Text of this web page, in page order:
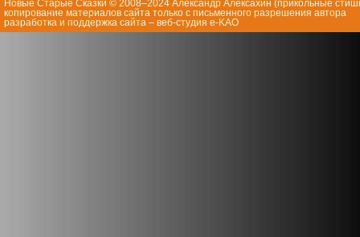
Новые Старые Сказки © 2008–2024 Александр Алексахин (прикольные
копирование материалов сайта только с письменного разрешения автора
разработка и поддержка сайта – веб-студия e-KAO